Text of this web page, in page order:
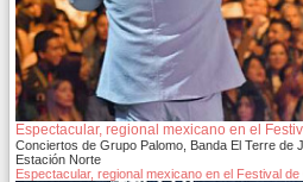
Espectacular, regional mexicano en el
Conciertos de Grupo Palomo, Banda El Terre de
Estación Norte
Espectacular, regional mexicano en el Festival de